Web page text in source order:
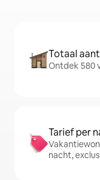
Totaal
Ontdek 580
Tarief per
nacht,